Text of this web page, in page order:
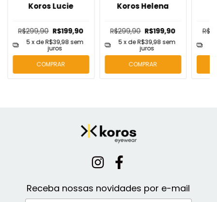
Koros Lucie
R$299,90 R$199,90
5x deR$39,98 sem
juros
COMPRAR
Koros Helena
R$299,90 R$199,90
5x deR$39,98 sem
juros
COMPRAR
Receba nossas novidades por e-mail